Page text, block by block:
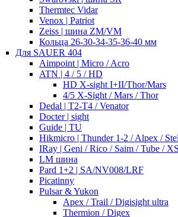
Thermtec Vidar
Venox | Patriot
Zeiss | шина ZM/VM
Кольца 26-30-34-35-36-40 мм
Для SAUER 404
Aimpoint | Micro / Acro
ATN | 4 / 5 / HD
HD X-sight I+II/Thor/Mars
4/5 X-Sight / Mars / Thor
Dedal | T2-T4 / Venator
Docter | sight
Guide | TU
Hikmicro | Thunder 1-2 / Alpex /
IRay | Geni / Rico / Saim / Tube /
LM шина
Pard 1+2 | SA/NV008/LRF
Picatinny
Pulsar & Yukon
Apex / Trail / Digisight ultra
Thermion / Digex